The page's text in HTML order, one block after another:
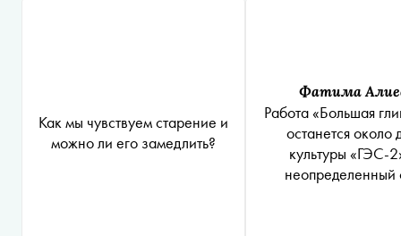
Как мы чувствуем старение и
можно ли его замедлить?
Фатима
Работа «Большая
останется около
культуры «ГЭС-
неопределенный